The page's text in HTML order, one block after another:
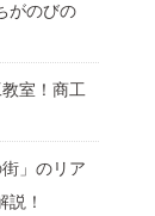
がのびの
室！商工
」のリア
！